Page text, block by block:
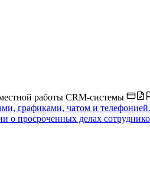
работы CRM-системы
графиками, чатом и
о просроченных делах